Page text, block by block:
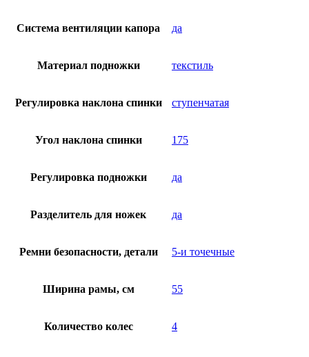
Система вентиляции капора да
Материал подножки текстиль
Регулировка наклона спинки ступенчатая
Угол наклона спинки 175
Регулировка подножки да
Разделитель для ножек да
Ремни безопасности, детали 5-и точечные
Ширина рамы, см 55
Количество колес 4